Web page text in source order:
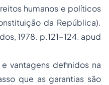
humanos e políticos
da República).
1978. p.121-124. apud
vantagens definidos na
que as garantias são